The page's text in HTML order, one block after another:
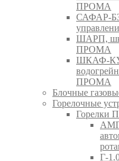
ПРОМА
САФАР-
ШАРП,
ПРОМА
ШКАФ-
ПРОМА
Блочные
Горелочные
Горелки
Г-